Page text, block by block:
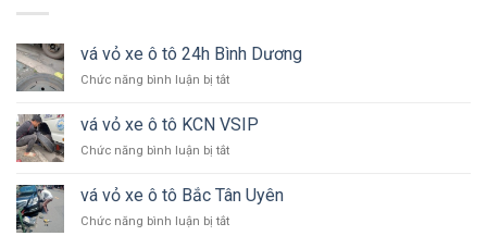
vá vỏ xe ô tô 24h Bình Dương
Chức năng bình luận bị tắtở
vỏ
xe
ô
24h
Dương
vá vỏ xe ô tô KCN VSIP
Chức năng bình luận bị tắtở
vỏ
xe
ô
vá vỏ xe ô tô Bắc Tân Uyên
Chức năng bình luận bị tắtở